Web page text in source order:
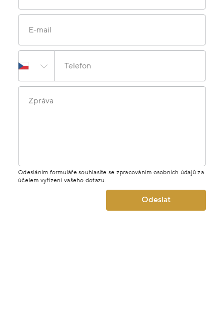
E-mail
Telefon
Zpráva
Odesláním formuláře souhlasíte se zpracováním osobních údajů za
účelem vyřízení vašeho dotazu.
Odeslat